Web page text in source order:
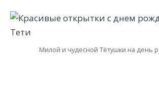
Милой и чудесной Тётушки на день